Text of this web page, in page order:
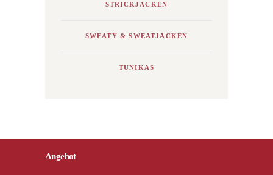
STRICKJACKEN
SWEATY & SWEATJACKEN
TUNIKAS
Angebot